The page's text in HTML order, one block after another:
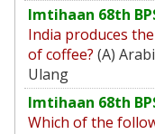
Imtihaan 68th
India produces
of coffee? (A)
Ulang
Imtihaan 68th
Which of the